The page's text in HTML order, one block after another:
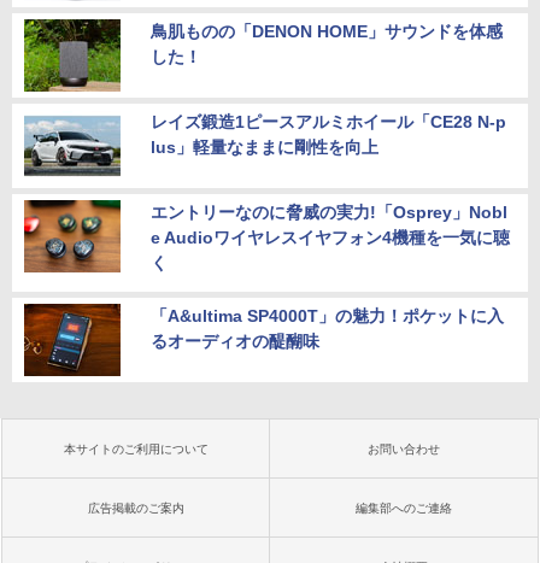
鳥肌ものの「DENON HOME」サウンドを体感
した！
レイズ鍛造1ピースアルミホイール「CE28 N-p
lus」軽量なままに剛性を向上
エントリーなのに脅威の実力!「Osprey」Nobl
e Audioワイヤレスイヤフォン4機種を一気に聴
く
「A&ultima SP4000T」の魅力！ポケットに入
るオーディオの醍醐味
本サイトのご利用について お問い合わせ
広告掲載のご案内 編集部へのご連絡